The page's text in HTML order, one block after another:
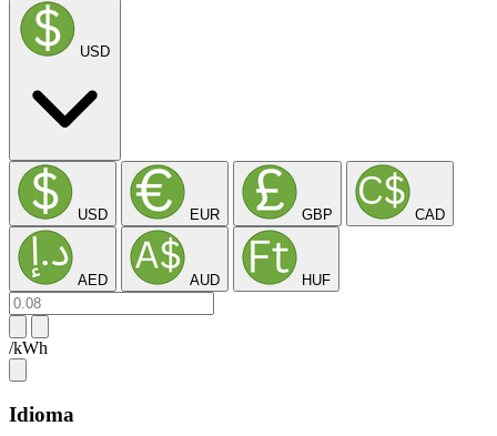
USD
USD EUR GBP CAD
AED AUD HUF
/kWh
Idioma